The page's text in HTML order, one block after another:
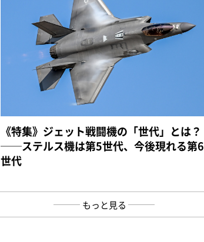
《特集》ジェット戦闘機の「世代」とは？
──ステルス機は第5世代、今後現れる第6
世代
もっと見る